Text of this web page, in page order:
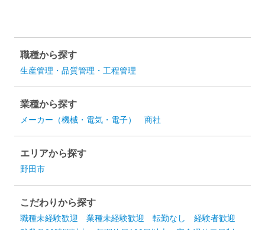
職種から探す
生産管理・品質管理・工程管理
業種から探す
メーカー（機械・電気・電子） 商社
エリアから探す
野田市
こだわりから探す
職種未経験歓迎 業種未経験歓迎 転勤なし
経験者歓迎